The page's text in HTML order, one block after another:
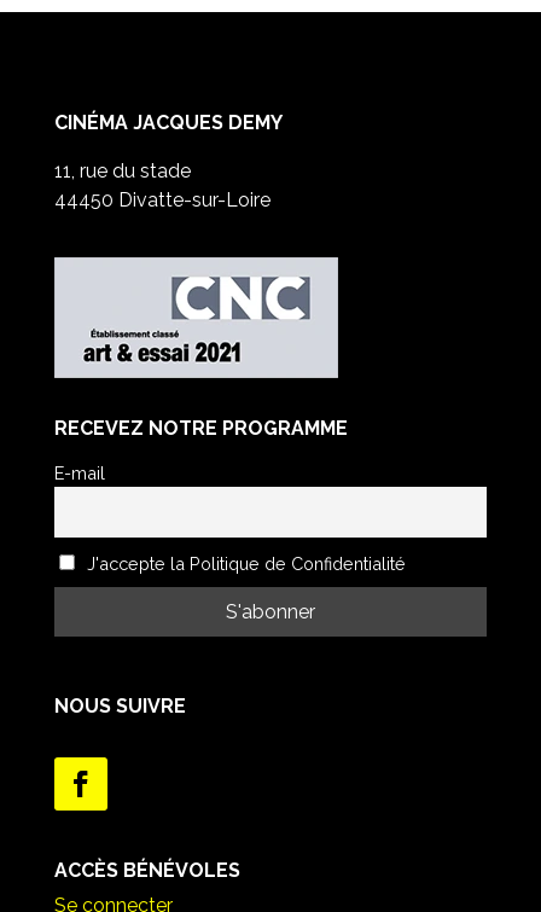
CINÉMA JACQUES DEMY
11, rue du stade
44450 Divatte-sur-Loire
RECEVEZ NOTRE PROGRAMME
E-mail
J'accepte la Politique de Confidentialité
NOUS SUIVRE
ACCÈS BÉNÉVOLES
Se connecter